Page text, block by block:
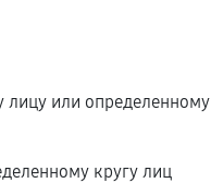
лицу или определенному
кругу лиц